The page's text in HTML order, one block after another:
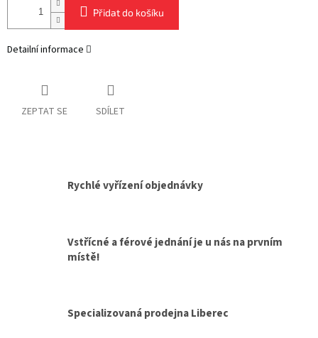
Přidat do košíku
Detailní informace
ZEPTAT SE SDÍLET
Rychlé vyřízení objednávky
Vstřícné a férové jednání je u nás na prvním
místě!
Specializovaná prodejna Liberec